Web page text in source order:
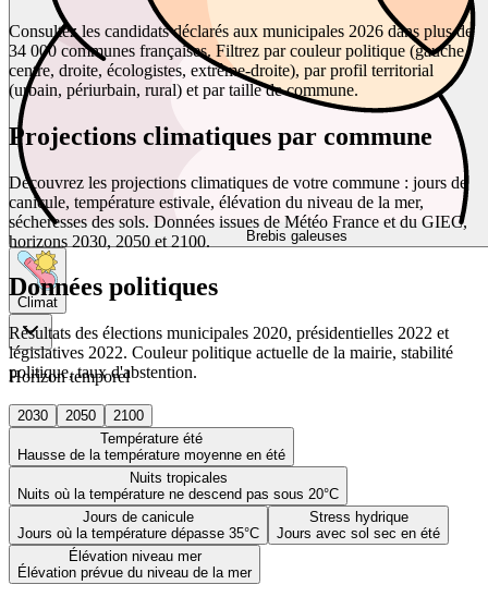
Brebis galeuses
Climat
Horizon temporel
2030 2050
2100
Température été
Hausse de la température moyenne en été
Nuits tropicales
Nuits où la température ne descend pas sous 20°C
Jours de canicule
Jours où la température dépasse 35°C
Stress hydrique
Jours avec sol sec en été
Élévation niveau mer
Élévation prévue du niveau de la mer
Consultez les candidats déclarés aux municipales 2026 dans plus de
34 000 communes françaises. Filtrez par couleur politique (gauche,
centre, droite, écologistes, extrême-droite), par profil territorial
(urbain, périurbain, rural) et par taille de commune.
Projections climatiques par commune
Découvrez les projections climatiques de votre commune : jours de
canicule, température estivale, élévation du niveau de la mer,
sécheresses des sols. Données issues de Météo France et du GIEC,
horizons 2030, 2050 et 2100.
Données politiques
Résultats des élections municipales 2020, présidentielles 2022 et
législatives 2022. Couleur politique actuelle de la mairie, stabilité
politique, taux d'abstention.